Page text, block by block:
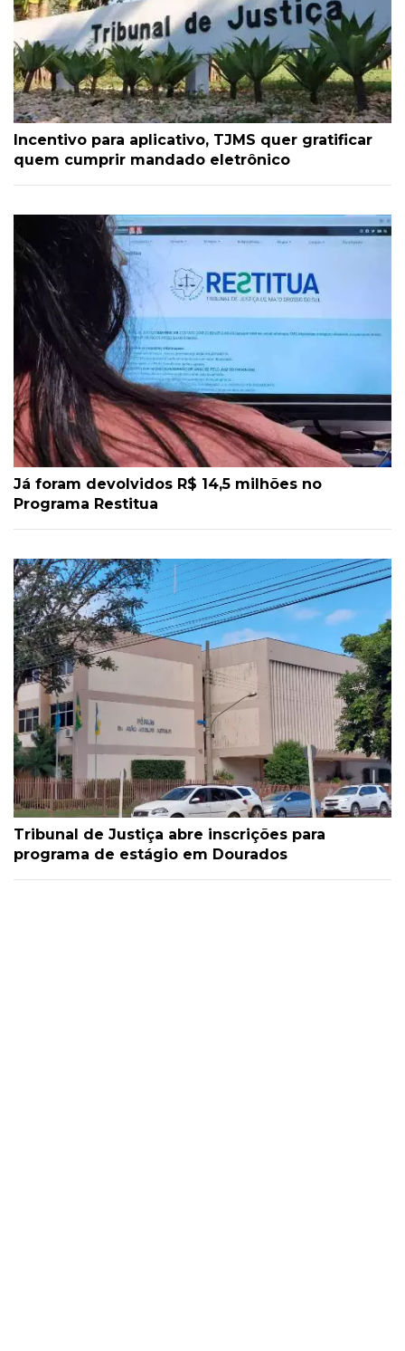
Incentivo para aplicativo, TJMS quer gratificar
quem cumprir mandado eletrônico
Já foram devolvidos R$ 14,5 milhões no
Programa Restitua
Tribunal de Justiça abre inscrições para
programa de estágio em Dourados